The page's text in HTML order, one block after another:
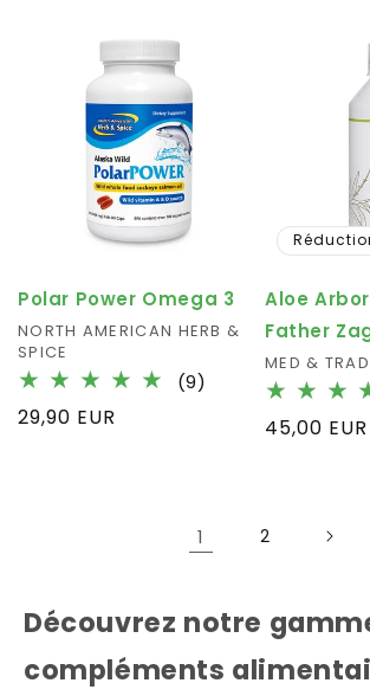
Polar Power Omega 3
Fournisseur :
NORTH AMERICAN HERB &
SPICE
(9)
Prix
29,90 EUR
Aloe
Father
Fournisseur
MED &
Prix
45,00 EUR
1 2
Découvrez notre
compléments